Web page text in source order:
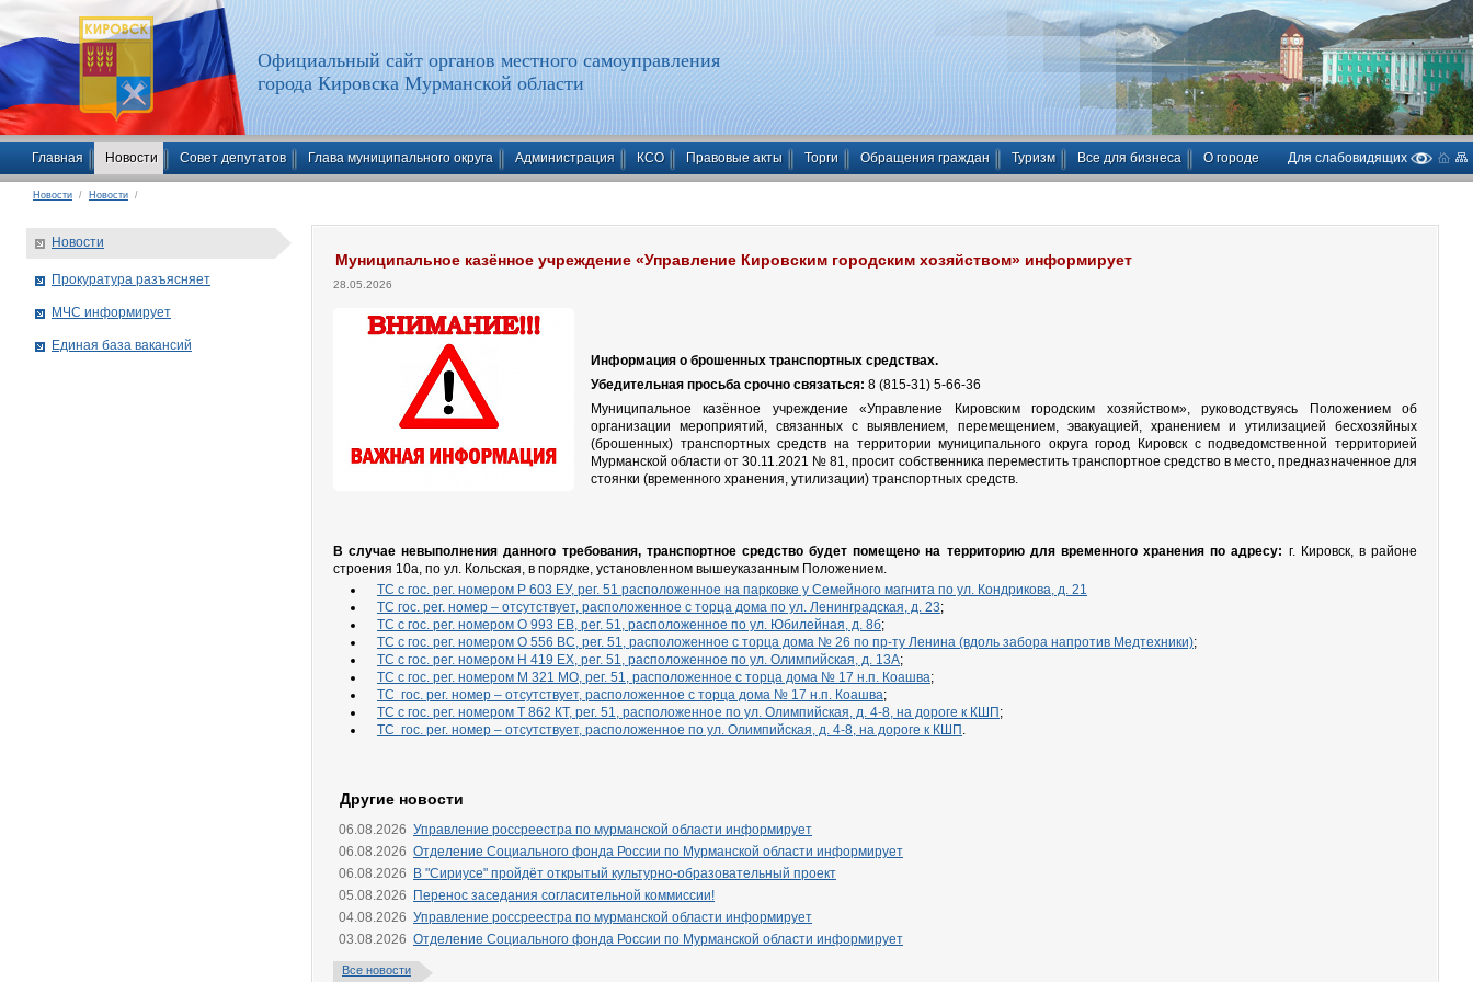
Официальный сайт органов местного самоуправления
города Кировска Мурманской области
Главная Новости Совет депутатов Глава муниципального округа Администрация КСО Правовые акты Торги Обращения граждан Туризм Все для бизнеса О городе Для слабовидящих
Новости / Новости /
Муниципальное казённое учреждение «Управление Кировским городским хозяйством» информирует
28.05.2026
Информация о брошенных транспортных средствах.
Убедительная просьба срочно связаться: 8 (815-31) 5-66-36
Муниципальное казённое учреждение «Управление Кировским городским хозяйством», руководствуясь Положением об
организации мероприятий, связанных с выявлением, перемещением, эвакуацией, хранением и утилизацией бесхозяйных
(брошенных) транспортных средств на территории муниципального округа город Кировск с подведомственной территорией
Мурманской области от 30.11.2021 № 81, просит собственника переместить транспортное средство в место, предназначенное для
стоянки (временного хранения, утилизации) транспортных средств.
В случае невыполнения данного требования, транспортное средство будет помещено на территорию для временного хранения по адресу: г. Кировск, в районе
строения 10а, по ул. Кольская, в порядке, установленном вышеуказанным Положением.
ТС с гос. рег. номером Р 603 ЕУ, рег. 51 расположенное на парковке у Семейного магнита по ул. Кондрикова, д. 21
ТС гос. рег. номер – отсутствует, расположенное с торца дома по ул. Ленинградская, д. 23;
ТС с гос. рег. номером О 993 ЕВ, рег. 51, расположенное по ул. Юбилейная, д. 8б;
ТС с гос. рег. номером О 556 ВС, рег. 51, расположенное с торца дома № 26 по пр-ту Ленина (вдоль забора напротив Медтехники);
ТС с гос. рег. номером Н 419 ЕХ, рег. 51, расположенное по ул. Олимпийская, д. 13А;
ТС с гос. рег. номером М 321 МО, рег. 51, расположенное с торца дома № 17 н.п. Коашва;
ТС гос. рег. номер – отсутствует, расположенное с торца дома № 17 н.п. Коашва;
ТС с гос. рег. номером Т 862 КТ, рег. 51, расположенное по ул. Олимпийская, д. 4-8, на дороге к КШП ;
ТС гос. рег. номер – отсутствует, расположенное по ул. Олимпийская, д. 4-8, на дороге к КШП .
Другие новости
06.08.2026 Управление россреестра по мурманской области информирует
06.08.2026 Отделение Социального фонда России по Мурманской области информирует
06.08.2026
В "Сириусе" пройдёт открытый культурно-образовательный проект
05.08.2026
Перенос заседания согласительной коммиссии!
04.08.2026 Управление россреестра по мурманской области информирует
03.08.2026 Отделение Социального фонда России по Мурманской области информирует
Все новости
Новости
Прокуратура разъясняет
МЧС информирует
Единая база вакансий